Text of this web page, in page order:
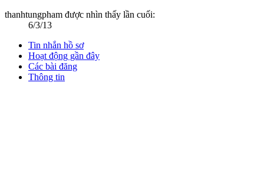
thanhtungpham được nhìn thấy lần cuối:
6/3/13
Tin nhắn hồ sơ
Hoạt động gần đây
Các bài đăng
Thông tin